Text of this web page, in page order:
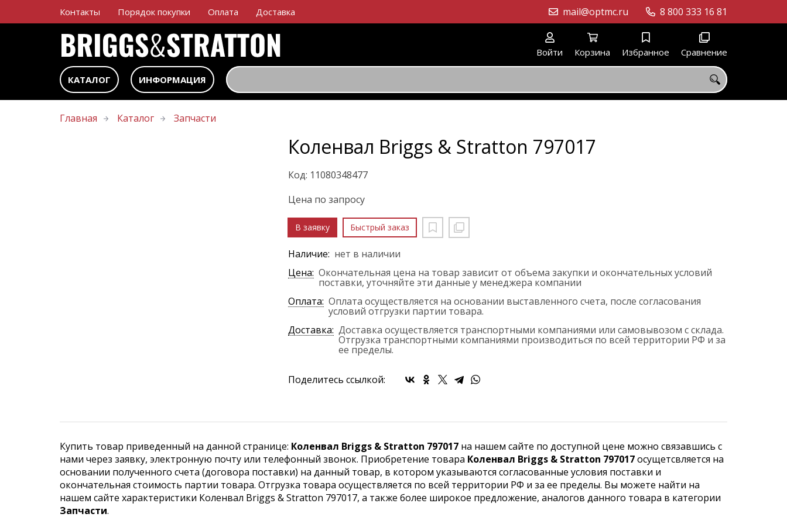
Контакты Порядок покупки Оплата Доставка 8 800 333 16 81
mail@optmc.ru
Войти Корзина Избранное Сравнение
КАТАЛОГ ИНФОРМАЦИЯ
Главная Каталог Запчасти
Коленвал Briggs & Stratton 797017
Код: 11080348477
Цена по запросу
В заявку Быстрый заказ
Наличие: нет в наличии
Цена: Окончательная цена на товар зависит от объема закупки и окончательных условий
поставки, уточняйте эти данные у менеджера компании
Оплата: Оплата осуществляется на основании выставленного счета, после согласования
условий отгрузки партии товара.
Доставка: Доставка осуществляется транспортными компаниями или самовывозом с склада.
Отгрузка транспортными компаниями производиться по всей территории РФ и за
ее пределы.
Поделитесь ссылкой:
Купить товар приведенный на данной странице: Коленвал Briggs & Stratton 797017 на нашем сайте по доступной цене можно связавшись с
нами через заявку, электронную почту или телефонный звонок. Приобретение товара Коленвал Briggs & Stratton 797017осущетсвляется на
основании полученного счета (договора поставки) на данный товар, в котором указываются согласованные условия поставки и
окончательная стоимость партии товара. Отгрузка товара осуществляется по всей территории РФ и за ее пределы. Вы можете найти на
нашем сайте характеристики Коленвал Briggs & Stratton 797017, а также более широкое предложение, аналогов данного товара в категории
Запчасти.